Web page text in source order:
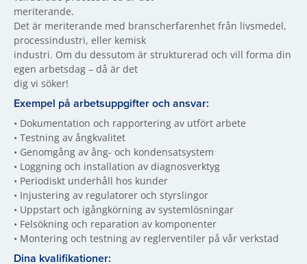
meriterande.
Det är meriterande med branscherfarenhet från livsmedel,
processindustri, eller kemisk
industri. Om du dessutom är strukturerad och vill forma din
egen arbetsdag – då är det
dig vi söker!
Exempel på arbetsuppgifter och ansvar:
• Dokumentation och rapportering av utfört arbete
• Testning av ångkvalitet
• Genomgång av ång- och kondensatsystem
• Loggning och installation av diagnosverktyg
• Periodiskt underhåll hos kunder
• Injustering av regulatorer och styrslingor
• Uppstart och igångkörning av systemlösningar
• Felsökning och reparation av komponenter
• Montering och testning av reglerventiler på vår verkstad
Dina kvalifikationer: